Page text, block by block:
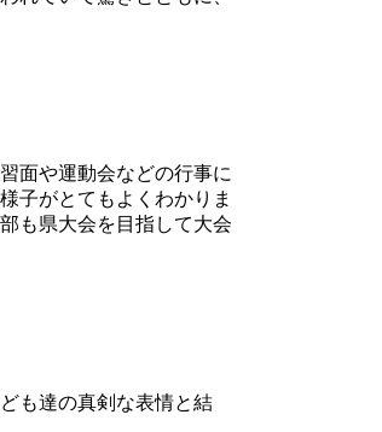
面や運動会などの行事に
子がとてもよくわかりま
も県大会を目指して大会
も達の真剣な表情と結